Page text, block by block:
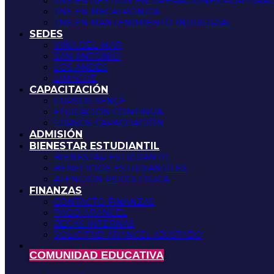
TNS EN MECATRÓNICA
TNS EN MANTENIMIENTO INDUSTRIAL
SEDES
VIÑA DEL MAR
SAN ANTONIO
LOS ANDES
LIMACHE
CAPACITACIÓN
CURSOS SENCE
EDUCACIÓN CONTINUA
CURSOS CAPACITACIÓN
ADMISIÓN
BIENESTAR ESTUDIANTIL
BIENESTAR ESTUDIANTIL
BENEFICIOS ESTUDIANTILES
ATENCIÓN PSICOLÓGICA
FINANZAS
CONTACTO FINANZAS
PAGO ARANCEL
BECAS INTERNAS
SOLICITUD ARANCEL AJUSTADO
COMUNIDAD EDUCATIVA